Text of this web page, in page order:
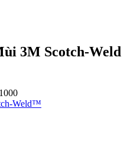
3M Scotch-Weld
Weld™